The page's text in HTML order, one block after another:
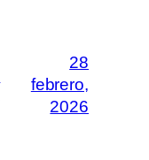
28
febrero,
2026